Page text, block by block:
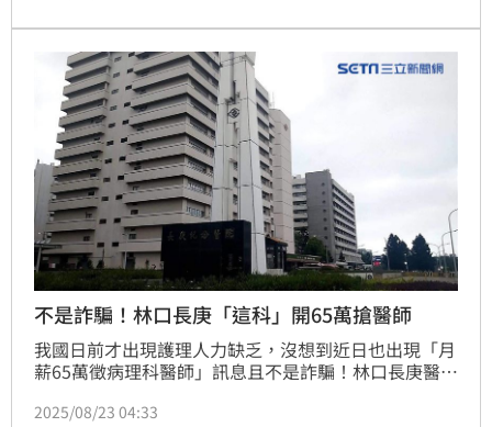
不是詐騙！林口長庚「這科」開65萬搶醫師
我國日前才出現護理人力缺乏，沒想到近日也出現「月
薪65萬徵病理科醫師」訊息且不是詐騙！林口長庚醫院
作劇，院方低調證實此事為真，盼能藉此招募到最佳人
2025/08/23 04:33